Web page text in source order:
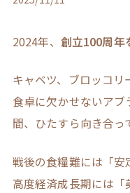
2024年、 創立100周年
キャベツ、ブロッコリ
食卓に欠かせないア
間、ひたすら向き合っ
戦後の食糧難には「安
高度経済成長期には